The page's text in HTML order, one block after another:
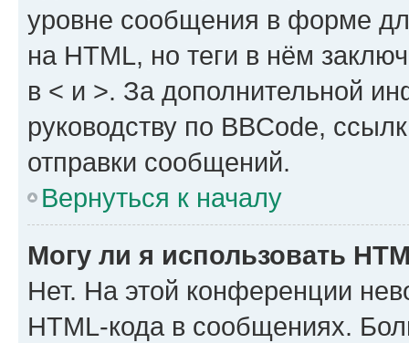
уровне сообщения в форме
на HTML, но теги в нём
в < и >. За дополнительной
руководству по BBCode,
отправки сообщений.
Вернуться к началу
Могу ли я использовать
Нет. На этой конференции
HTML-кода в сообщениях.